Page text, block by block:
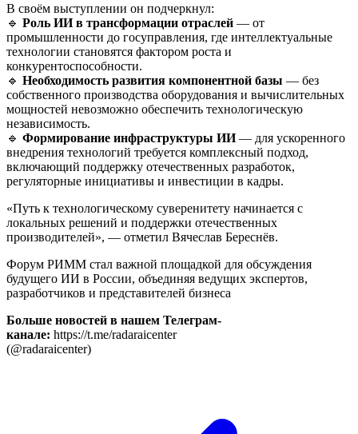
В своём выступлении он подчеркнул:
🔹 Роль ИИ в трансформации отраслей — от
промышленности до госуправления, где интеллектуальные
технологии становятся фактором роста и
конкурентоспособности.
🔹 Необходимость развития компонентной базы — без
собственного производства оборудования и вычислительных
мощностей невозможно обеспечить технологическую
независимость.
🔹 Формирование инфраструктуры ИИ— для ускоренного
внедрения технологий требуется комплексный подход,
включающий поддержку отечественных разработок,
регуляторные инициативы и инвестиции в кадры.
«Путь к технологическому суверенитету начинается с
локальных решений и поддержки отечественных
производителей», — отметил Вячеслав Береснёв.
Форум РИММ стал важной площадкой для обсуждения
будущего ИИ в России, объединяя ведущих экспертов,
разработчиков и представителей бизнеса
Больше новостей в нашем Телеграм-
канале: https://t.me/radaraicenter
(@radaraicenter)